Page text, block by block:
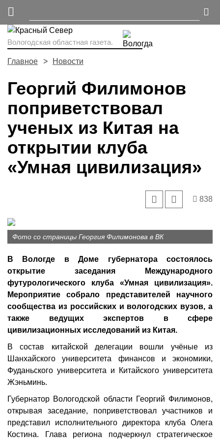
Вологодская областная газета.
Главное Новости
Георгий Филимонов
поприветствовал
ученых из Китая на
открытии клуба
«Умная цивилизация»
838
Фото со страницы Георгия Филимонова в ВК
В Вологде в Доме губернатора состоялось
открытие заседания Международного
футурологического клуба «Умная цивилизация».
Мероприятие собрало представителей научного
сообщества из российских и вологодских вузов, а
также ведущих экспертов в сфере
цивилизационных исследований из Китая.
В состав китайской делегации вошли учёные из
Шанхайского университета финансов и экономики,
Фуданьского университета и Китайского университета
Жэньминь.
Губернатор Вологодской области Георгий Филимонов,
открывая заседание, поприветствовал участников и
представил исполнительного директора клуба Олега
Костина. Глава региона подчеркнул стратегическое